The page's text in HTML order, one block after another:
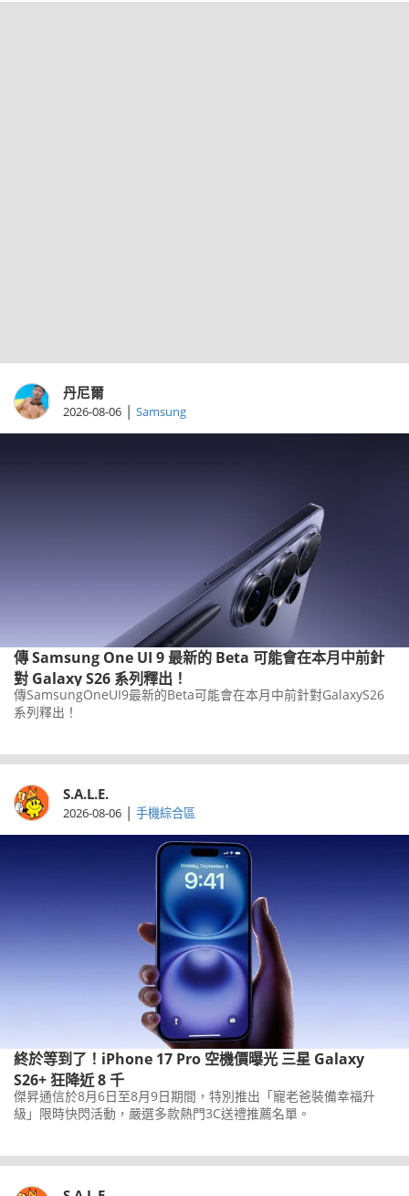
丹尼爾
2026-08-06 | Samsung
傳 Samsung One UI 9 最新的 Beta 可能會在本月中前針
對 Galaxy S26 系列釋出！
傳SamsungOneUI9最新的Beta可能會在本月中前針對GalaxyS26
系列釋出！
S.A.L.E.
2026-08-06 | 手機綜合區
終於等到了！iPhone 17 Pro 空機價曝光 三星 Galaxy
S26+ 狂降近 8 千
傑昇通信於8月6日至8月9日期間，特別推出「寵老爸裝備幸福升
級」限時快閃活動，嚴選多款熱門3C送禮推薦名單。